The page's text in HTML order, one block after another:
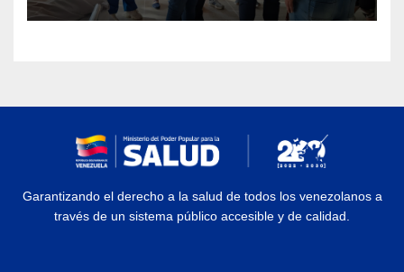
Garantizando el derecho a la salud de todos los venezolanos a
través de un sistema público accesible y de calidad.